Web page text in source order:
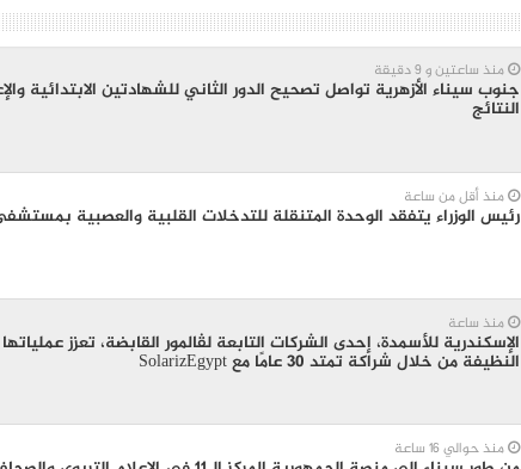
منذ ساعتين و 9 دقيقة
جنوب سيناء الأزهرية تواصل تصحيح الدور الثاني للشهادتين الابتدائية
النتائج
منذ أقل من ساعة
رئيس الوزراء يتفقد الوحدة المتنقلة للتدخلات القلبية والعصبية
منذ ساعة
الإسكندرية للأسمدة، إحدى الشركات التابعة لڤالمور القابضة، تعزز
النظيفة من خلال شراكة تمتد 30 عامًا مع SolarizEgypt
منذ حوالي 16 ساعة